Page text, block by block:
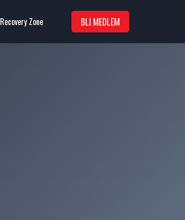
Recovery Zone BLI MEDLEM